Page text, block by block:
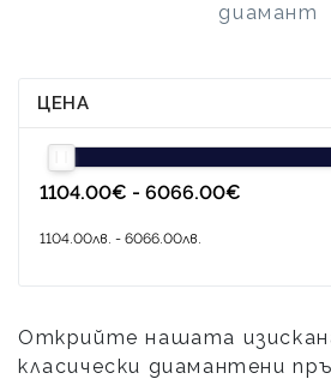
диамант
ЦЕНА
Открийте нашата
класически диамантени